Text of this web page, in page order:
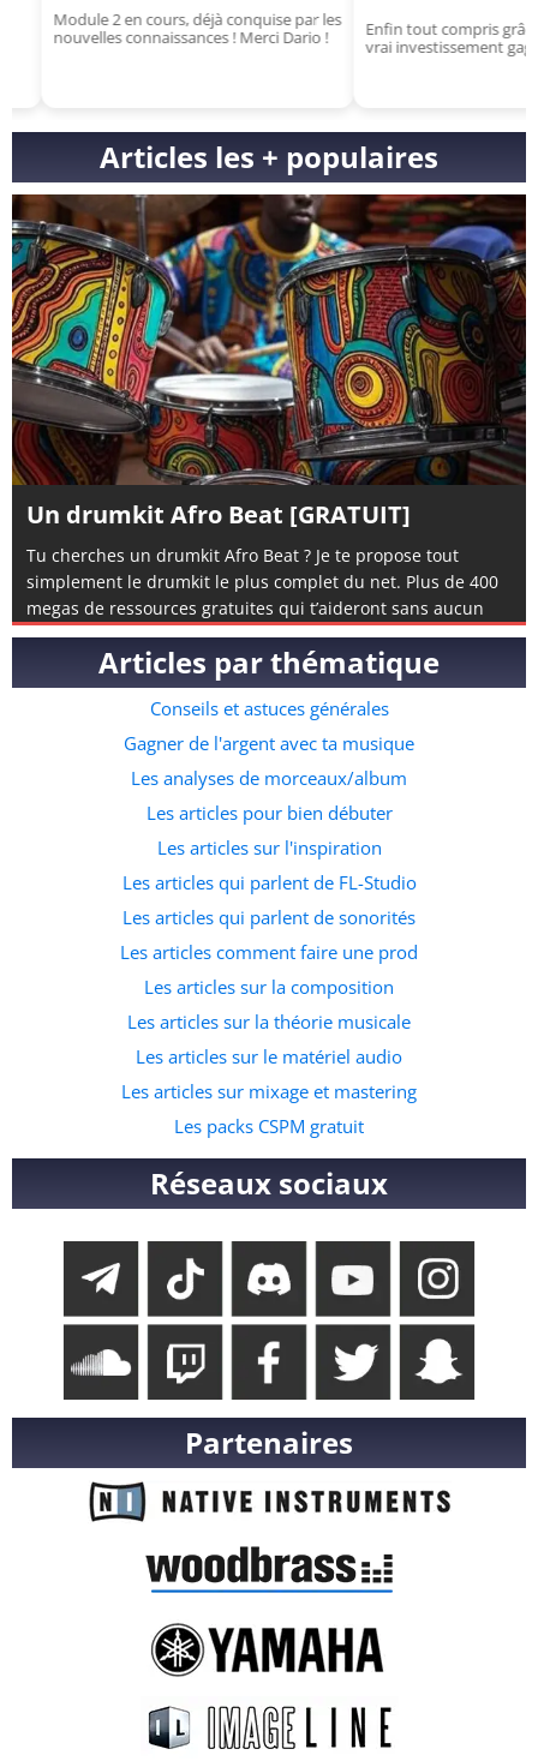
Module 2 en cours, déjà conquise par les
nouvelles connaissances ! Merci Dario !
Enfin tout compris grâce à ce
vrai investissement gagnant !
Articles les + populaires
Un drumkit Afro Beat [GRATUIT]
Tu cherches un drumkit Afro Beat ? Je te propose tout
simplement le drumkit le plus complet du net. Plus de 400
megas de ressources gratuites qui t’aideront sans aucun
doute à composer de l’afro beat. Si tu n’en a encore jamais
composé, tu peux également visionner mon tuto complet
disponible ici. Le pack contient des éléments de rythmes
specifiques à l’afro beat, mais aussi des instruments, des
fichiers midis et même quelques accapelas et loops prête à
l’emploi. C’est de loin la meilleure ressource pour ceux qui
souhaitent commencer à faire des prods dans ce genre
musicale. A quelle adresse veux tu recevoir le pack ?
Articles par thématique
Conseils et astuces générales
Gagner de l'argent avec ta musique
Les analyses de morceaux/album
Les articles pour bien débuter
Les articles sur l'inspiration
Les articles qui parlent de FL-Studio
Les articles qui parlent de sonorités
Les articles comment faire une prod
Les articles sur la composition
Les articles sur la théorie musicale
Les articles sur le matériel audio
Les articles sur mixage et mastering
Les packs CSPM gratuit
Réseaux sociaux
Partenaires